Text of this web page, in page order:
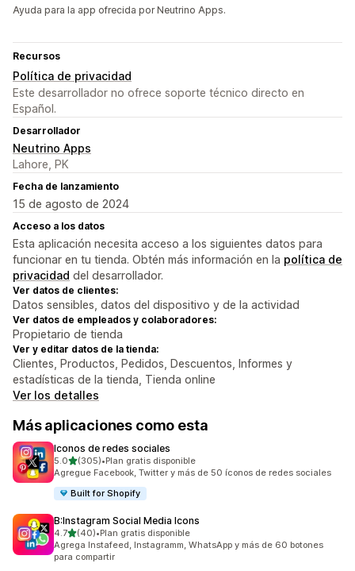
Ayuda para la app ofrecida por Neutrino Apps.
Recursos
Política de privacidad
Este desarrollador no ofrece soporte técnico directo en
Español.
Desarrollador
Neutrino Apps
Lahore, PK
Fecha de lanzamiento
15 de agosto de 2024
Acceso a los datos
Esta aplicación necesita acceso a los siguientes datos para
funcionar en tu tienda. Obtén más información en la política de
privacidad del desarrollador.
Ver datos de clientes:
Datos sensibles, datos del dispositivo y de la actividad
Ver datos de empleados y colaboradores:
Propietario de tienda
Ver y editar datos de la tienda:
Clientes, Productos, Pedidos, Descuentos, Informes y
estadísticas de la tienda, Tienda online
Ver los detalles
Más aplicaciones como esta
Iconos de redes sociales
5.0de 5 estrellas
(305)
305 reseñas en total
•Plan gratis disponible
Agregue Facebook, Twitter y más de 50 íconos de redes sociales
Built for Shopify
B:Instagram Social Media Icons
4.7de 5 estrellas
(40)
40 reseñas en total
•Plan gratis disponible
Agrega Instafeed, Instagramm, WhatsApp y más de 60 botones
para compartir